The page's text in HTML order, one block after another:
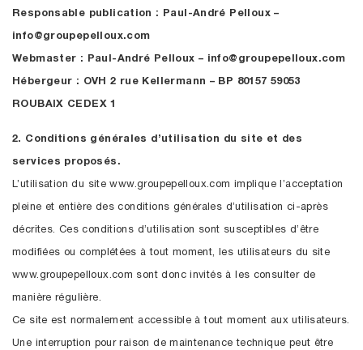
Responsable publication : Paul-André Pelloux –
info@groupepelloux.com
Webmaster : Paul-André Pelloux – info@groupepelloux.com
Hébergeur : OVH 2 rue Kellermann – BP 80157 59053
ROUBAIX CEDEX 1
2. Conditions générales d’utilisation du site et des
services proposés.
L’utilisation du site www.groupepelloux.com implique l’acceptation
pleine et entière des conditions générales d’utilisation ci-après
décrites. Ces conditions d’utilisation sont susceptibles d’être
modifiées ou complétées à tout moment, les utilisateurs du site
www.groupepelloux.com sont donc invités à les consulter de
manière régulière.
Ce site est normalement accessible à tout moment aux utilisateurs.
Une interruption pour raison de maintenance technique peut être